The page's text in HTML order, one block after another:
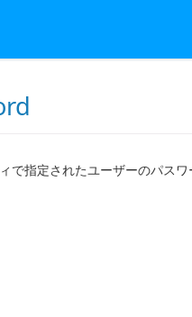
で指定されたユーザーのパスワ